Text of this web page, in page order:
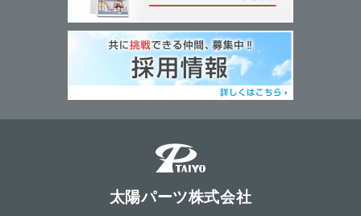
太陽パーツ株式会社